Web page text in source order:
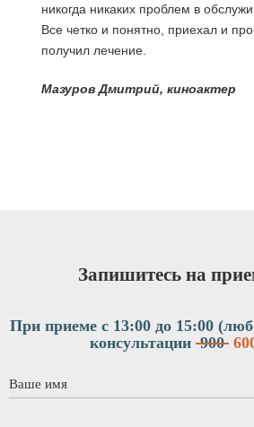
никогда никаких проблем в
Все четко и понятно, приехал и
получил лечение.
Мазуров Дмитрий, киноактер
Запишитесь на
При приеме с 13:00 до 15:00
консультации 900
Ваше имя